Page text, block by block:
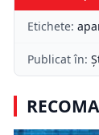
Etichete:
Publicat în: